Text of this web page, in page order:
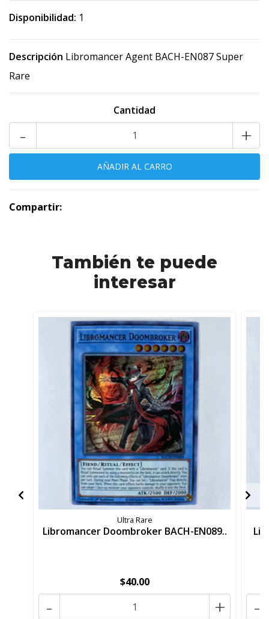
Disponibilidad: 1
Descripción Libromancer Agent BACH-EN087 Super
Rare
Cantidad
+
-
Compartir:
También te puede
interesar
Ultra Rare
Libromancer Doombroker BACH-EN089..
$40.00
+
- -